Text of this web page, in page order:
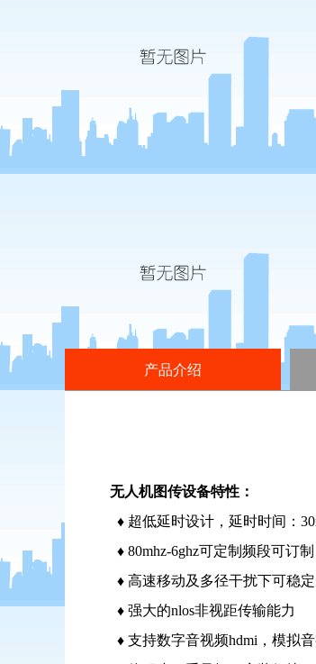
产品介绍
无人机图传设备特性：
♦ 超低延时设计 ，延时时间：
♦ 80mhz-6ghz可定制 频段可订
♦ 高速移动及多径干扰下可稳
♦ 强大的nlos非视距传输能力
♦ 支持数字音视频hdmi，模拟